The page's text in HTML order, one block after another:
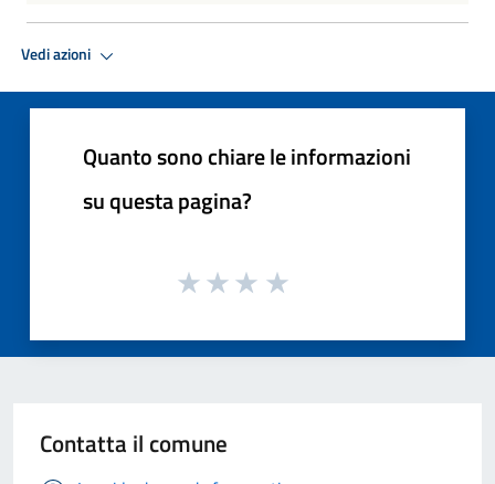
Vedi azioni
Quanto sono chiare le informazioni
su questa pagina?
Contatta il comune